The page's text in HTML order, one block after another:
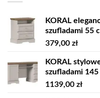
KORAL
szufladami 55
379,00 zł
KORAL
szufladami
1139,00 zł